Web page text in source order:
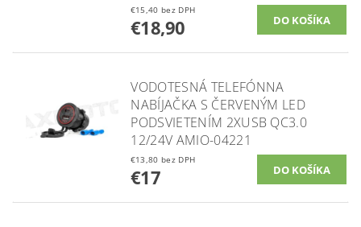
€15,40 bez DPH
€18,90
VODOTESNÁ TELEFÓNNA
NABÍJAČKA S ČERVENÝM LED
PODSVIETENÍM 2XUSB QC3.0
12/24V AMIO-04221
€13,80 bez DPH
€17